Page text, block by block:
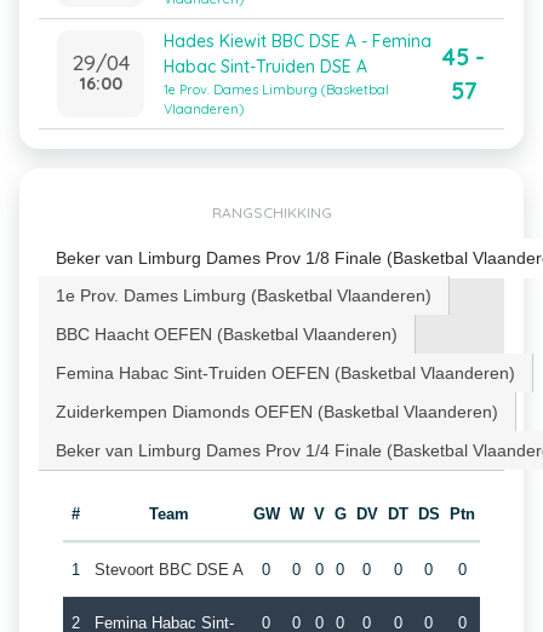
29/04
16:00
Hades Kiewit BBC DSE A - Femina
Habac Sint-Truiden DSE A
1e Prov. Dames Limburg (Basketbal
Vlaanderen)
45 -
57
RANGSCHIKKING
Beker van Limburg Dames Prov 1/8 Finale (Basketbal
1e Prov. Dames Limburg (Basketbal Vlaanderen)
BBC Haacht OEFEN (Basketbal Vlaanderen)
Femina Habac Sint-Truiden OEFEN (Basketbal Vlaanderen)
Zuiderkempen Diamonds OEFEN (Basketbal Vlaanderen)
Beker van Limburg Dames Prov 1/4 Finale (Basketbal
# Team GW W V G DV DT DS Ptn
1 Stevoort BBC DSE A 0 0 0 0 0 0 0 0
2 Femina Habac Sint- 0 0 0 0 0 0 0 0